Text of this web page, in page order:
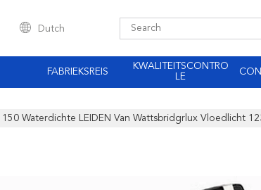
Dutch
FABRIEKSREIS
KWALITEITSCONTRO
LE
150 Waterdichte LEIDEN Van Wattsbridgrlux Vloedlicht